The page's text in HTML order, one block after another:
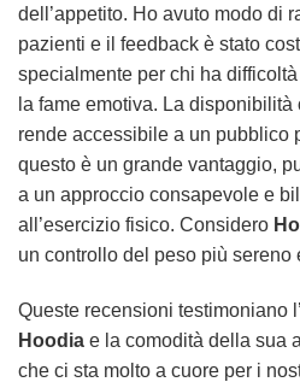
dell’appetito. Ho avuto modo di
pazienti e il feedback è stato
specialmente per chi ha
la fame emotiva. La
rende accessibile a un pubblico
questo è un grande vantaggio,
a un approccio consapevole e
all’esercizio fisico. Considero
un controllo del peso più sereno
Queste recensioni testimoniano
Hoodia e la comodità della sua
che ci sta molto a cuore per i